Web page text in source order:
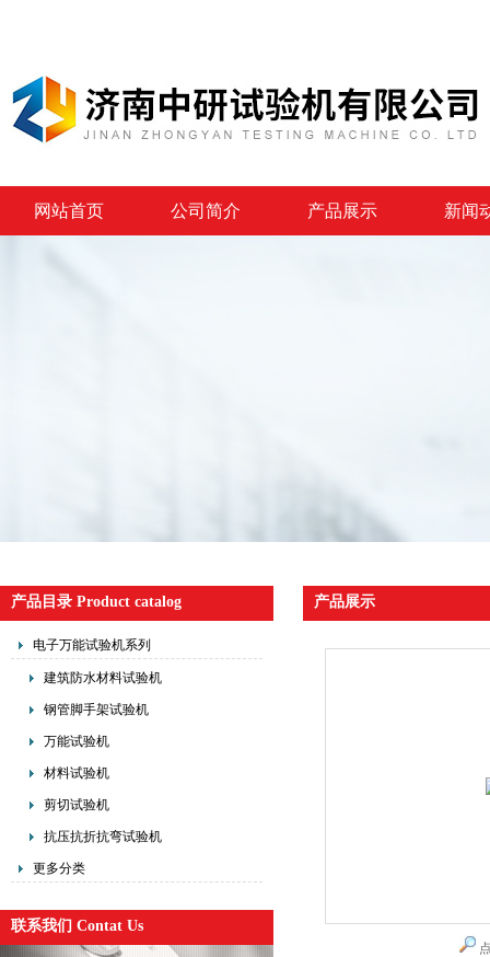
网站首页 公司简介 产品展示 新闻
产品目录 Product catalog
电子万能试验机系列
建筑防水材料试验机
钢管脚手架试验机
万能试验机
材料试验机
剪切试验机
抗压抗折抗弯试验机
更多分类
联系我们 Contat Us
产品展示